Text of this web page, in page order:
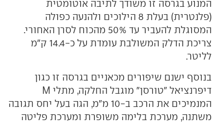
המנוע בגרסה זו משודך לתיבה אוטומטית
(פלנטרית) בעלת 8 הילוכים ולהנעה כפולה
המסוגלת להעביר עד 50% מהכוח לסרן האחורי.
צריכת הדלק המשולבת עומדת על כ-14.4 ק"מ
לליטר.
בנוסף ישנם שיפורים מכאניים בגרסה זו כגון
דיפרנציאל "טורסן" מוגבל החלקה, מתלי M
המנמיכים את הרכב ב-10 מ"מ, הגה בעל יחס תגובה
משתנה, מערכת בלימה משופרת ומערכת פליטה